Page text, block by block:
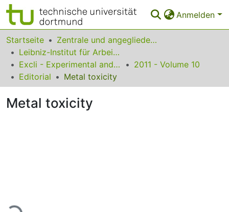
Anmelden
Bereiche & Sammlungen
Das gesamte Repositorium
Statistiken
FAQ
Startseite
Zentrale und angegliederte Institute
Leibniz-Institut für Arbeitsforschung an der TU Dortmund
Excli - Experimental and Clinical Sciences
2011 - Volume 10
Editorial
Metal toxicity
Metal toxicity